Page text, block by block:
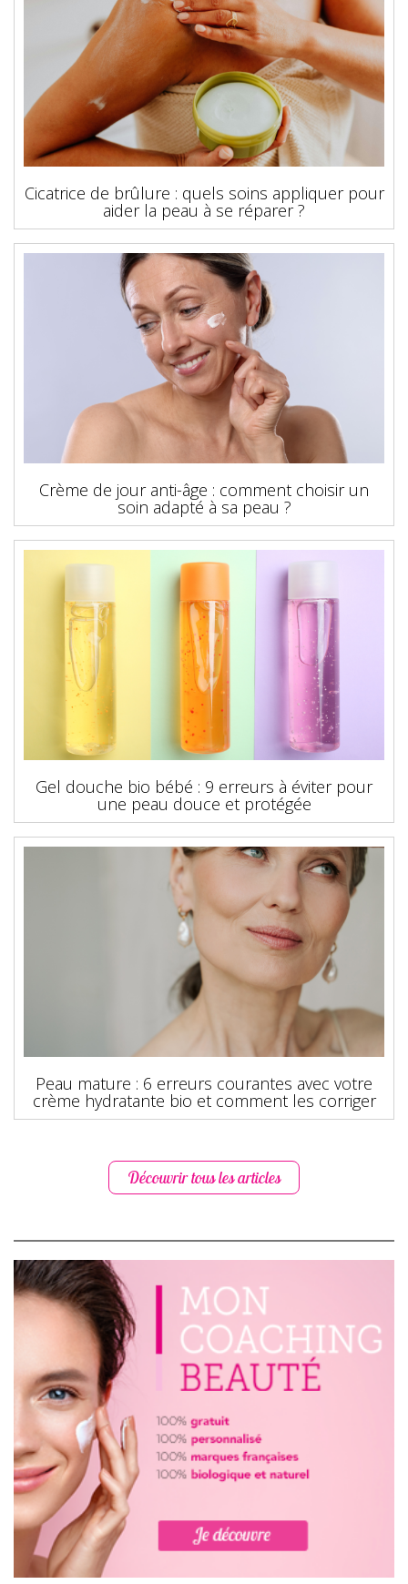
Cicatrice de brûlure : quels soins appliquer pour
aider la peau à se réparer ?
Crème de jour anti-âge : comment choisir un
soin adapté à sa peau ?
Gel douche bio bébé : 9 erreurs à éviter pour
une peau douce et protégée
Peau mature : 6 erreurs courantes avec votre
crème hydratante bio et comment les corriger
Découvrir tous les articles